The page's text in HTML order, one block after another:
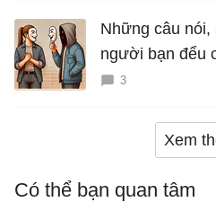
Những câu nói,
người bạn đểu
3
Xem
Có thể bạn quan tâm